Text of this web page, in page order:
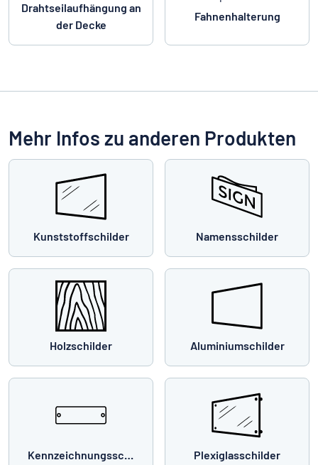
Drahtseilaufhängung an
der Decke
Fahnenhalterung
Mehr Infos zu anderen Produkten
Kunststoffschilder Namensschilder
Holzschilder Aluminiumschilder
Kennzeichnungsschilder Plexiglasschilder